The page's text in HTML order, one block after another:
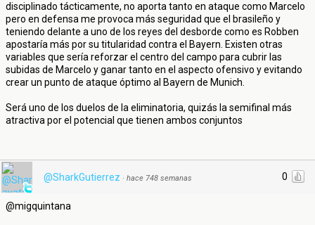
disciplinado tácticamente, no aporta tanto en ataque como Marcelo
pero en defensa me provoca más seguridad que el brasileño y
teniendo delante a uno de los reyes del desborde como es Robben
apostaría más por su titularidad contra el Bayern. Existen otras
variables que sería reforzar el centro del campo para cubrir las
subidas de Marcelo y ganar tanto en el aspecto ofensivo y evitando
crear un punto de ataque óptimo al Bayern de Munich.
Será uno de los duelos de la eliminatoria, quizás la semifinal más
atractiva por el potencial que tienen ambos conjuntos
0
@SharkGutierrez · hace 748 semanas
@migquintana